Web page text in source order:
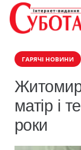
ГАРЯЧІ НОВИНИ
матір і
роки